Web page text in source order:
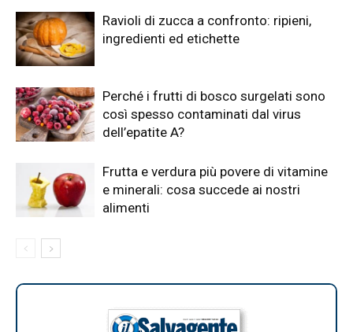
Ravioli di zucca a confronto: ripieni,
ingredienti ed etichette
Perché i frutti di bosco surgelati sono
così spesso contaminati dal virus
dell’epatite A?
Frutta e verdura più povere di vitamine
e minerali: cosa succede ai nostri
alimenti